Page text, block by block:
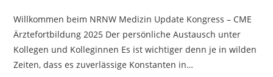
Willkommen beim NRNW Medizin Update Kongress – CME
Ärztefortbildung 2025 Der persönliche Austausch unter
Kollegen und Kolleginnen Es ist wichtiger denn je in wilden
Zeiten, dass es zuverlässige Konstanten in…